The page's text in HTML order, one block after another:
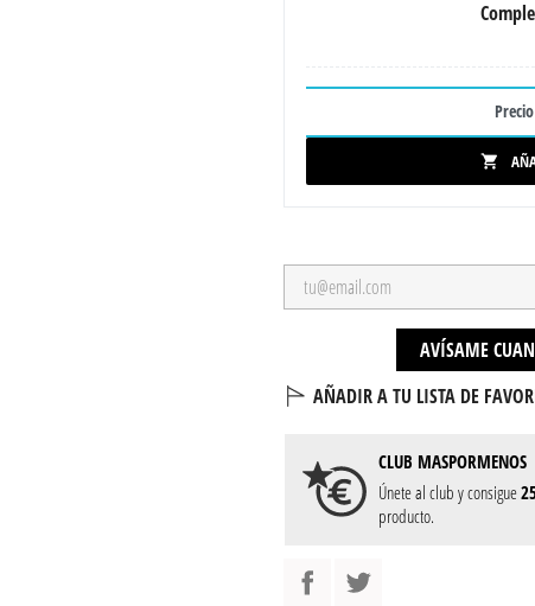

AVÍSAME
AÑADIR A TU LISTA DE
CLUB MASPORMENOS
Únete al club y consigue
producto.